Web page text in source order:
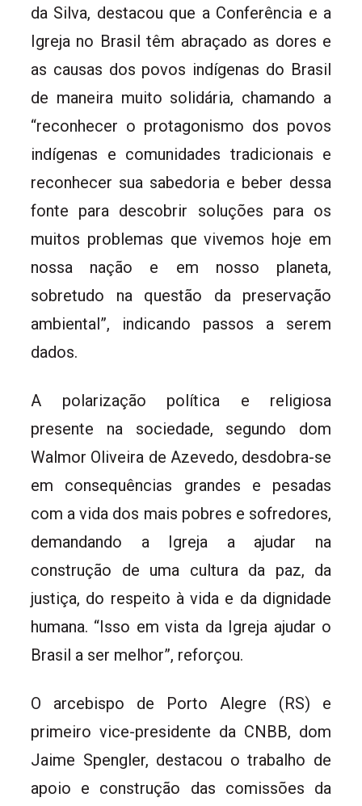
da Silva, destacou que a Conferência e a
Igreja no Brasil têm abraçado as dores e
as causas dos povos indígenas do Brasil
de maneira muito solidária, chamando a
“reconhecer o protagonismo dos povos
indígenas e comunidades tradicionais e
reconhecer sua sabedoria e beber dessa
fonte para descobrir soluções para os
muitos problemas que vivemos hoje em
nossa nação e em nosso planeta,
sobretudo na questão da preservação
ambiental”, indicando passos a serem
dados.
A polarização política e religiosa
presente na sociedade, segundo dom
Walmor Oliveira de Azevedo, desdobra-se
em consequências grandes e pesadas
com a vida dos mais pobres e sofredores,
demandando a Igreja a ajudar na
construção de uma cultura da paz, da
justiça, do respeito à vida e da dignidade
humana. “Isso em vista da Igreja ajudar o
Brasil a ser melhor”, reforçou.
O arcebispo de Porto Alegre (RS) e
primeiro vice-presidente da CNBB, dom
Jaime Spengler, destacou o trabalho de
apoio e construção das comissões da